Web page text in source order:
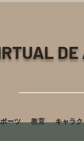
ーツ 教育 キャラ